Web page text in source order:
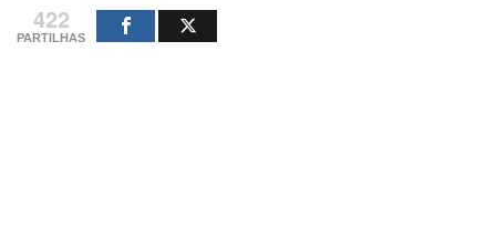
422
PARTILHAS